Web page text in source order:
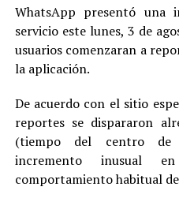
WhatsApp presentó una
servicio este lunes, 3 de
usuarios comenzaran a
la aplicación.
De acuerdo con el sitio
reportes se dispararon
(tiempo del centro de
incremento inusual
comportamiento habitual